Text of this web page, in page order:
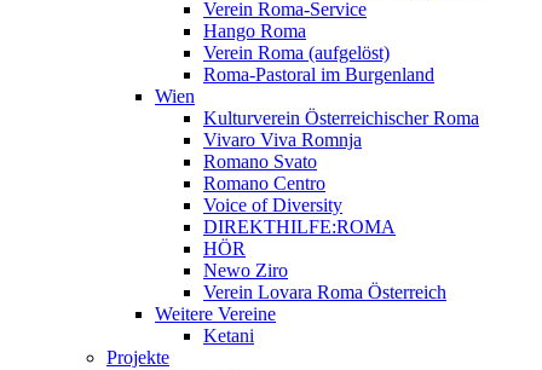
Verein Roma-Service
Hango Roma
Verein Roma (aufgelöst)
Roma-Pastoral im Burgenland
Wien
Kulturverein Österreichischer Roma
Vivaro Viva Romnja
Romano Svato
Romano Centro
Voice of Diversity
DIREKTHILFE:ROMA
HÖR
Newo Ziro
Verein Lovara Roma Österreich
Weitere Vereine
Ketani
Projekte